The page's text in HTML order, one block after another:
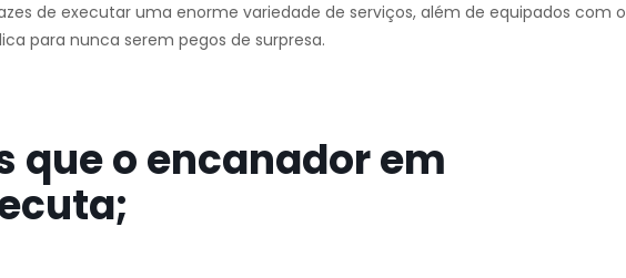
de executar uma enorme variedade de serviços, além de equipados com o
para nunca serem pegos de surpresa.
que o encanador em